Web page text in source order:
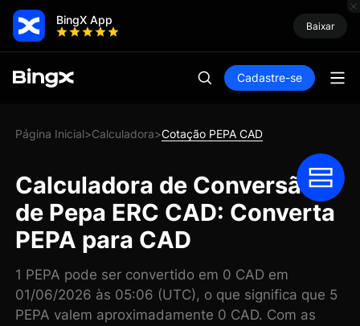
BingX App Baixar
Cadastre-se
Página Inicial>Calculadora>Cotação PEPA CAD
Calculadora de Conversão
de Pepa ERC CAD: Converta
PEPA para CAD
1 PEPA pode ser convertido em 0 CAD em
01/06/2026 às 05:06 (UTC), o que significa que 5
PEPA valem aproximadamente 0 CAD. Com as